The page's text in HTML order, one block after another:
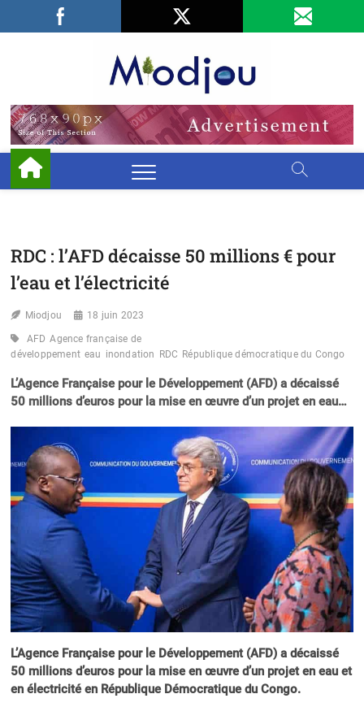
Facebook
LinkedIn
RDC : l’AFD décaisse 50 millions € pour
l’eau et l’électricité
Miodjou 18 juin 2023
AFD Agence française de
développement eau inondation RDC République démocratique du Congo
L’Agence Française pour le Développement (AFD) a décaissé
50 millions d’euros pour la mise en œuvre d’un projet en eau…
L’Agence Française pour le Développement (AFD) a décaissé
50 millions d’euros pour la mise en œuvre d’un projet en eau et
en électricité en République Démocratique du Congo.